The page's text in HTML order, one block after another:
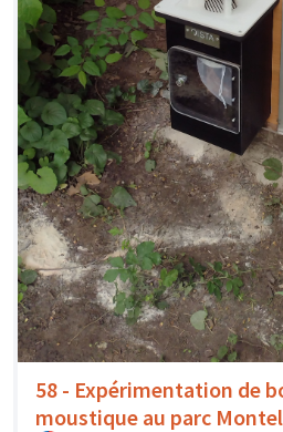
58 - Expérimentation de
moustique au parc Montel